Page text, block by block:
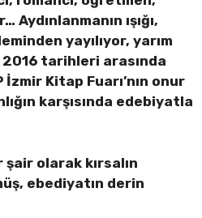
Aydınlanmanın ışığı,
yayılıyor, yarım
2016 tarihleri arasında
Kitap Fuarı’nın onur
karşısında edebiyatla
olarak kırsalın
ebediyatın derin